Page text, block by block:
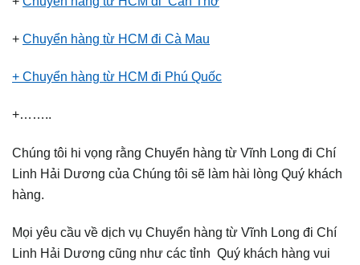
+ Chuyển hàng từ HCM đi Cà Mau
+ Chuyển hàng từ HCM đi Phú Quốc
+……..
Chúng tôi hi vọng rằng Chuyển hàng từ Vĩnh Long đi Chí
Linh Hải Dương của Chúng tôi sẽ làm hài lòng Quý khách
hàng.
Mọi yêu cầu về dịch vụ Chuyển hàng từ Vĩnh Long đi Chí
Linh Hải Dương cũng như các tỉnh Quý khách hàng vui